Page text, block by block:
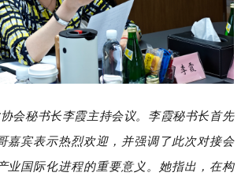
会秘书长李霞主持会议。李霞秘书长首先
嘉宾表示热烈欢迎，并强调了此次对接会
业国际化进程的重要意义。她指出，在构